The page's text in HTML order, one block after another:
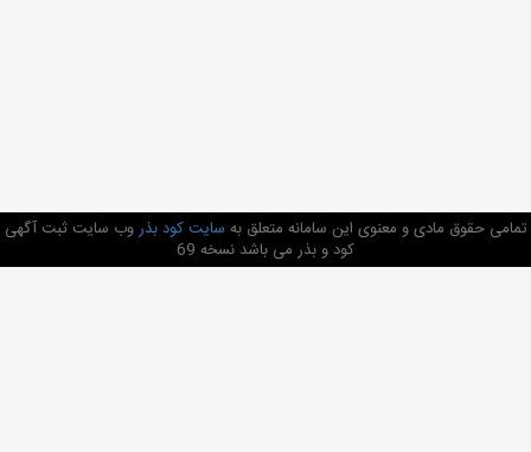
تمامی حقوق مادی و معنوی این سامانه متعلق به سایت کود بذروب سایت ثبت آگهی
کود و بذر می باشد نسخه 69